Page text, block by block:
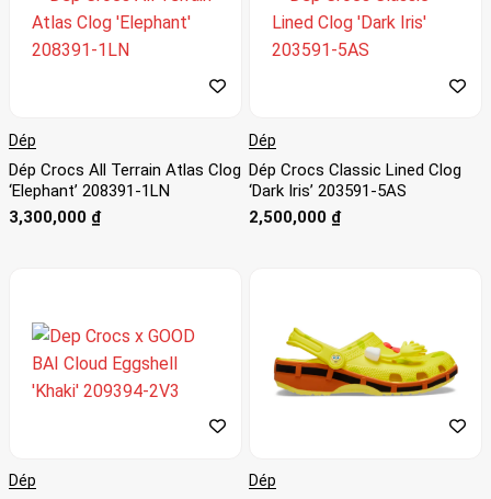
Dép
Dép Crocs All Terrain Atlas Clog
‘Elephant’ 208391-1LN
3,300,000 ₫
Dép
Dép Crocs Classic Lined Clog
‘Dark Iris’ 203591-5AS
2,500,000 ₫
Dép Dép